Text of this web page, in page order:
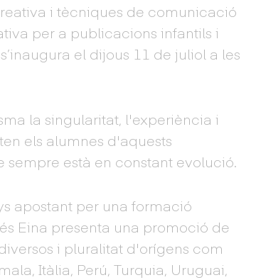
i tècniques de comunicació
per a publicacions infantils i
el dijous 11 de juliol a les
la singularitat, l'experiència i
els alumnes d'aquests
sempre està en constant evolució.
apostant per una formació
Eina presenta una promoció de
i pluralitat d'orígens com
Itàlia, Perú, Turquia, Uruguai,